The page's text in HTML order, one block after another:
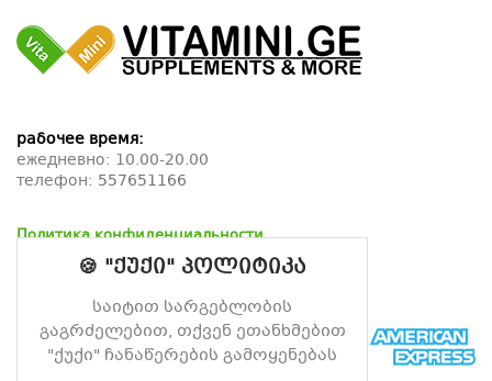
рабочее время:
ежедневно: 10.00-20.00
телефон: 557651166
Политика конфиденциальности
Политика возврата
Политика доставки
🍪 "ქუქი" პოლიტიკა
საიტით სარგებლობის
გაგრძელებით, თქვენ ეთანხმებით
"ქუქი" ჩანაწერების გამოყენებას